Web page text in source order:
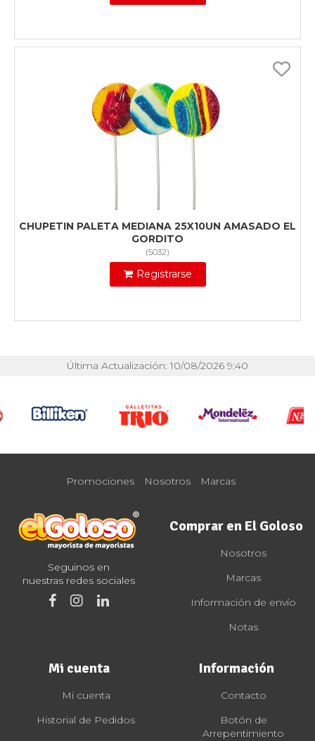
CHUPETIN PALETA MEDIANA 25X10UN AMASADO EL
GORDITO
(5032)
Registrarse
Última Actualización: 10/08/2026 9:40
Promociones Nosotros Marcas
Seguinos en
nuestras redes sociales
Comprar en El Goloso
Nosotros
Marcas
Información de envío
Notas
Mi cuenta
Mi cuenta
Historial de Pedidos
Información
Contacto
Botón de
Arrepentimiento